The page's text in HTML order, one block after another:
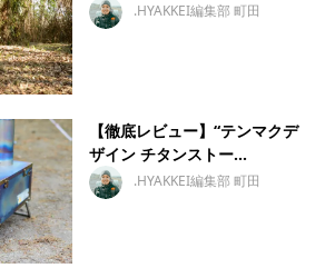
.HYAKKEI編集部 町田
【徹底レビュー】“テンマクデ
ザイン チタンストー...
.HYAKKEI編集部 町田